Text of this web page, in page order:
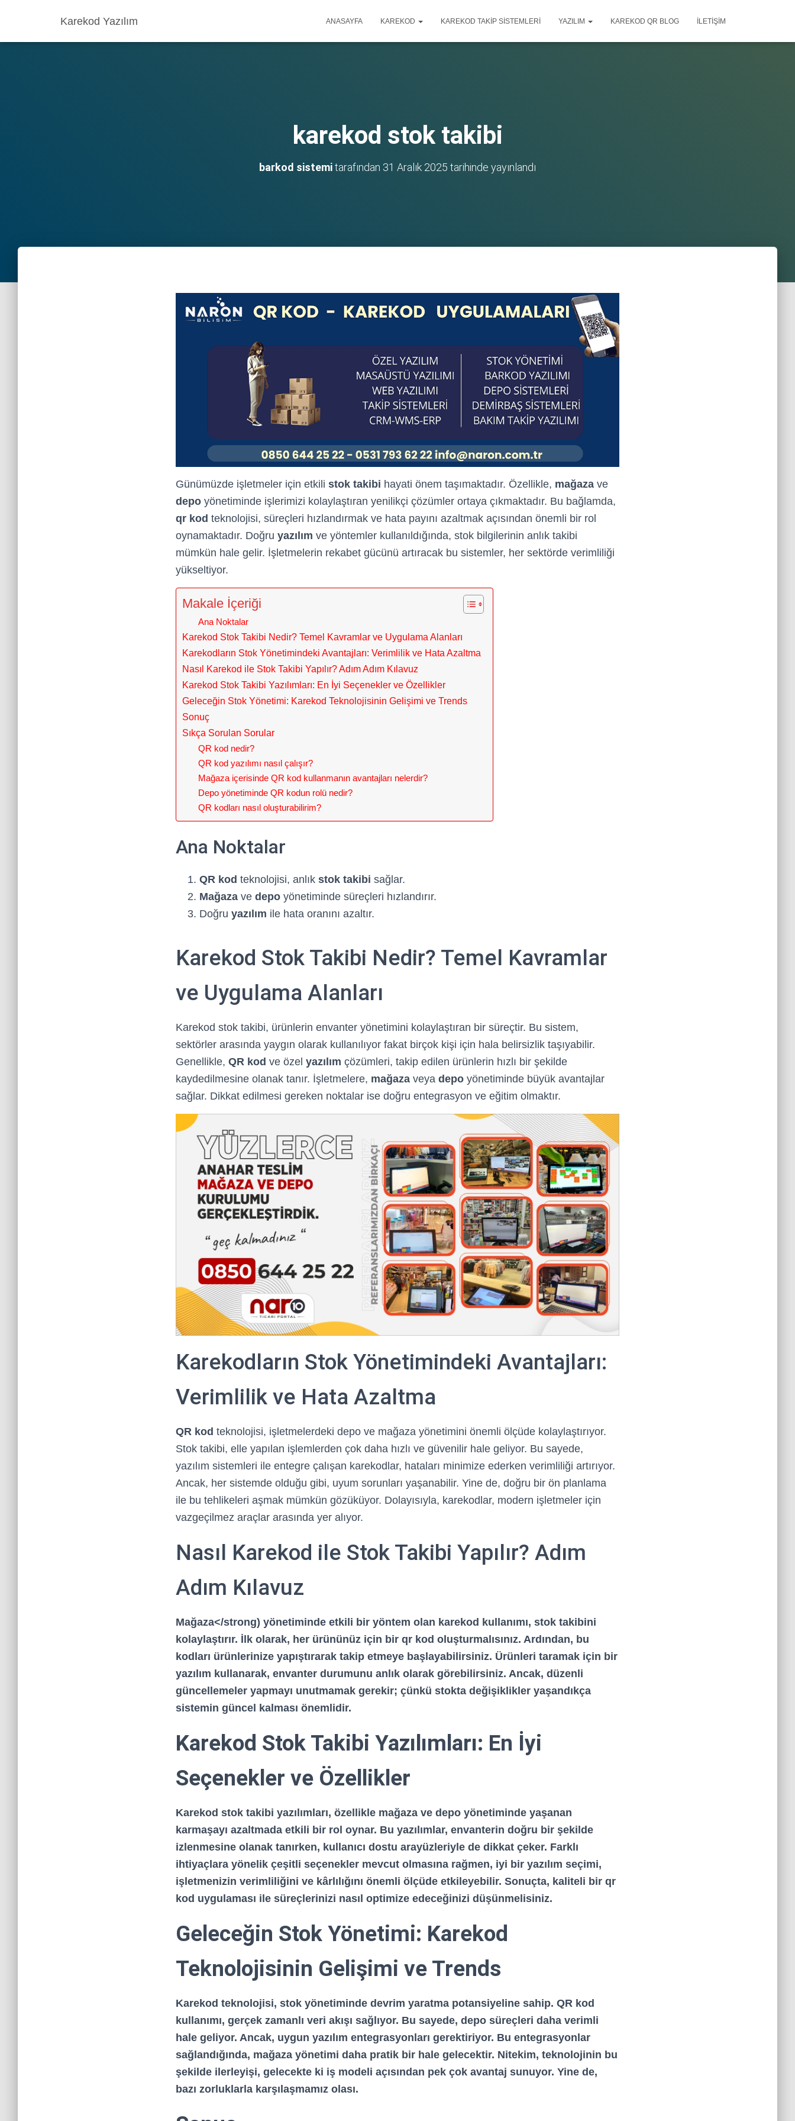
Karekod Yazılım ANASAYFA KAREKOD KAREKOD TAKIP SISTEMLERI YAZILIM KAREKOD QR BLOG İLETIŞIM
karekod stok takibi
barkod sistemitarafından 31 Aralık 2025 tarihinde yayınlandı
Günümüzde işletmeler için etkili stok takibi hayati önem taşımaktadır. Özellikle, mağaza ve
depo yönetiminde işlerimizi kolaylaştıran yenilikçi çözümler ortaya çıkmaktadır. Bu bağlamda,
qr kod teknolojisi, süreçleri hızlandırmak ve hata payını azaltmak açısından önemli bir rol
oynamaktadır. Doğru yazılım ve yöntemler kullanıldığında, stok bilgilerinin anlık takibi
mümkün hale gelir. İşletmelerin rekabet gücünü artıracak bu sistemler, her sektörde verimliliği
yükseltiyor.
Makale İçeriği
Ana Noktalar
Karekod Stok Takibi Nedir? Temel Kavramlar ve Uygulama Alanları
Karekodların Stok Yönetimindeki Avantajları: Verimlilik ve Hata Azaltma
Nasıl Karekod ile Stok Takibi Yapılır? Adım Adım Kılavuz
Karekod Stok Takibi Yazılımları: En İyi Seçenekler ve Özellikler
Geleceğin Stok Yönetimi: Karekod Teknolojisinin Gelişimi ve Trends
Sonuç
Sıkça Sorulan Sorular
QR kod nedir?
QR kod yazılımı nasıl çalışır?
Mağaza içerisinde QR kod kullanmanın avantajları nelerdir?
Depo yönetiminde QR kodun rolü nedir?
QR kodları nasıl oluşturabilirim?
Ana Noktalar
QR kod teknolojisi, anlık stok takibi sağlar.
Mağaza ve depo yönetiminde süreçleri hızlandırır.
Doğru yazılım ile hata oranını azaltır.
Karekod Stok Takibi Nedir? Temel Kavramlar
ve Uygulama Alanları
Karekod stok takibi, ürünlerin envanter yönetimini kolaylaştıran bir süreçtir. Bu sistem,
sektörler arasında yaygın olarak kullanılıyor fakat birçok kişi için hala belirsizlik taşıyabilir.
Genellikle, QR kod ve özel yazılım çözümleri, takip edilen ürünlerin hızlı bir şekilde
kaydedilmesine olanak tanır. İşletmelere, mağaza veya depo yönetiminde büyük avantajlar
sağlar. Dikkat edilmesi gereken noktalar ise doğru entegrasyon ve eğitim olmaktır.
Karekodların Stok Yönetimindeki Avantajları:
Verimlilik ve Hata Azaltma
QR kod teknolojisi, işletmelerdeki depo ve mağaza yönetimini önemli ölçüde kolaylaştırıyor.
Stok takibi, elle yapılan işlemlerden çok daha hızlı ve güvenilir hale geliyor. Bu sayede,
yazılım sistemleri ile entegre çalışan karekodlar, hataları minimize ederken verimliliği artırıyor.
Ancak, her sistemde olduğu gibi, uyum sorunları yaşanabilir. Yine de, doğru bir ön planlama
ile bu tehlikeleri aşmak mümkün gözüküyor. Dolayısıyla, karekodlar, modern işletmeler için
vazgeçilmez araçlar arasında yer alıyor.
Nasıl Karekod ile Stok Takibi Yapılır? Adım
Adım Kılavuz
Mağaza</strong) yönetiminde etkili bir yöntem olan karekod kullanımı, stok takibini
kolaylaştırır. İlk olarak, her ürününüz için bir qr kod oluşturmalısınız. Ardından, bu
kodları ürünlerinize yapıştırarak takip etmeye başlayabilirsiniz. Ürünleri taramak için bir
yazılım kullanarak, envanter durumunu anlık olarak görebilirsiniz. Ancak, düzenli
güncellemeler yapmayı unutmamak gerekir; çünkü stokta değişiklikler yaşandıkça
sistemin güncel kalması önemlidir.
Karekod Stok Takibi Yazılımları: En İyi
Seçenekler ve Özellikler
Karekod stok takibi yazılımları, özellikle mağaza ve depo yönetiminde yaşanan
karmaşayı azaltmada etkili bir rol oynar. Bu yazılımlar, envanterin doğru bir şekilde
izlenmesine olanak tanırken, kullanıcı dostu arayüzleriyle de dikkat çeker. Farklı
ihtiyaçlara yönelik çeşitli seçenekler mevcut olmasına rağmen, iyi bir yazılım seçimi,
işletmenizin verimliliğini ve kârlılığını önemli ölçüde etkileyebilir. Sonuçta, kaliteli bir qr
kod uygulaması ile süreçlerinizi nasıl optimize edeceğinizi düşünmelisiniz.
Geleceğin Stok Yönetimi: Karekod
Teknolojisinin Gelişimi ve Trends
Karekod teknolojisi, stok yönetiminde devrim yaratma potansiyeline sahip. QR kod
kullanımı, gerçek zamanlı veri akışı sağlıyor. Bu sayede, depo süreçleri daha verimli
hale geliyor. Ancak, uygun yazılım entegrasyonları gerektiriyor. Bu entegrasyonlar
sağlandığında, mağaza yönetimi daha pratik bir hale gelecektir. Nitekim, teknolojinin bu
şekilde ilerleyişi, gelecekte ki iş modeli açısından pek çok avantaj sunuyor. Yine de,
bazı zorluklarla karşılaşmamız olası.